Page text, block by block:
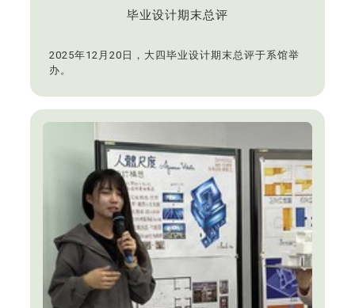
毕业设计期末总评
2025年12月20日，大四毕业设计期末总评于系馆举
办。